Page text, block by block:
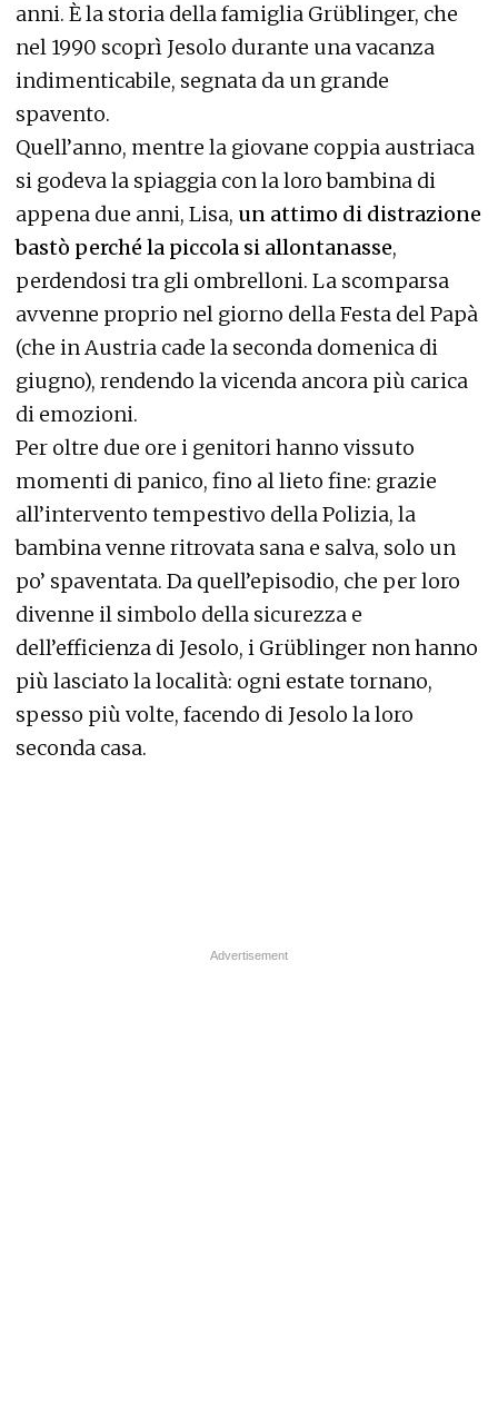
anni. È la storia della famiglia Grüblinger, che
nel 1990 scoprì Jesolo durante una vacanza
indimenticabile, segnata da un grande
spavento.
Quell’anno, mentre la giovane coppia austriaca
si godeva la spiaggia con la loro bambina di
appena due anni, Lisa, un attimo di distrazione
bastò perché la piccola si allontanasse,
perdendosi tra gli ombrelloni. La scomparsa
avvenne proprio nel giorno della Festa del Papà
(che in Austria cade la seconda domenica di
giugno), rendendo la vicenda ancora più carica
di emozioni.
Per oltre due ore i genitori hanno vissuto
momenti di panico, fino al lieto fine: grazie
all’intervento tempestivo della Polizia, la
bambina venne ritrovata sana e salva, solo un
po’ spaventata. Da quell’episodio, che per loro
divenne il simbolo della sicurezza e
dell’efficienza di Jesolo, i Grüblinger non hanno
più lasciato la località: ogni estate tornano,
spesso più volte, facendo di Jesolo la loro
seconda casa.